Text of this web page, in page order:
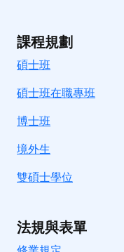
課程規劃
碩士班
碩士班在職專班
博士班
境外生
雙碩士學位
法規與表單